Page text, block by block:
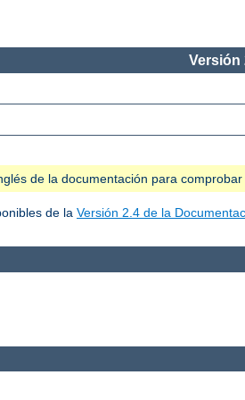
Versión
de la documentación para
de la Versión 2.4 de la